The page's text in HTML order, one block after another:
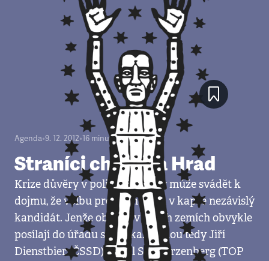
Agenda•9. 12. 2012•16 minut
Straníci chtějí na Hrad
Krize důvěry v politické strany může svádět k
dojmu, že volbu prezidenta má v kapse nezávislý
kandidát. Jenže občané v jiných zemích obvykle
posílají do úřadu straníka. Mohou tedy Jiří
Dienstbier (ČSSD), Karel Schwarzenberg (TOP